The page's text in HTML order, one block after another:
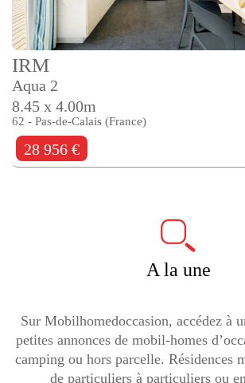
IRM
Aqua 2
8.45 x 4.00m
62 - Pas-de-Calais (France)
28 956 €
A la une
Sur Mobilhomedoccasion, accédez à
petites annonces de mobil-homes
camping ou hors parcelle. Résidences
de particuliers à particuliers ou